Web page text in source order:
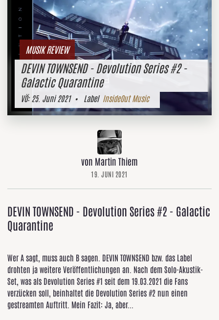
MUSIK REVIEW
DEVIN TOWNSEND - Devolution Series #2 -
Galactic Quarantine
VÖ:25. Juni 2021• Label InsideOut Music
von Martin Thiem
19. JUNI 2021
DEVIN TOWNSEND - Devolution Series #2 - Galactic
Quarantine
Wer A sagt, muss auch B sagen. DEVIN TOWNSEND bzw. das Label
drohten ja weitere Veröffentlichungen an. Nach dem Solo-Akustik-
Set, was als Devolution Series #1 seit dem 19.03.2021 die Fans
verzücken soll, beinhaltet die Devolution Series #2 nun einen
gestreamten Auftritt. Mein Fazit: Ja, aber...